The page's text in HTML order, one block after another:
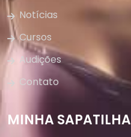
Notícias
Cursos
Audições
Contato
MINHA SAPATILHA